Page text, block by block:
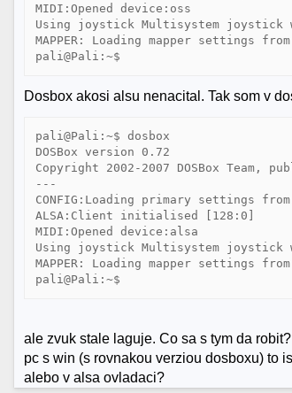
MIDI:Opened device:oss
Using joystick Multisystem joystick
MAPPER: Loading mapper settings
Dosbox akosi alsu nenacital. Tak som v
pali@Pali:~$ dosbox
DOSBox version 0.72
Copyright 2002-2007 DOSBox Team,
---
CONFIG:Loading primary settings
ALSA:Client initialised [128:0]
MIDI:Opened device:alsa
Using joystick Multisystem joystick
MAPPER: Loading mapper settings
ale zvuk stale laguje. Co sa s tym da
pc s win (s rovnakou verziou dosboxu) to
alebo v alsa ovladaci?